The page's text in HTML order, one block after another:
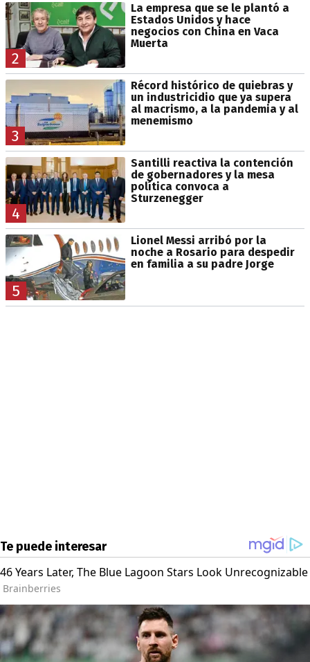
2
La empresa que se le plantó a
Estados Unidos y hace
negocios con China en Vaca
Muerta
3
Récord histórico de quiebras y
un industricidio que ya supera
al macrismo, a la pandemia y al
menemismo
4
Santilli reactiva la contención
de gobernadores y la mesa
política convoca a
Sturzenegger
5
Lionel Messi arribó por la
noche a Rosario para despedir
en familia a su padre Jorge